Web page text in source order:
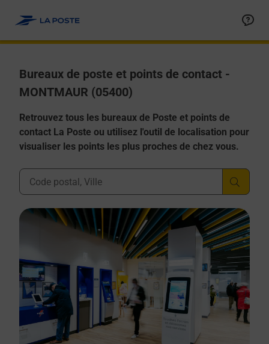
Bureaux de poste et points de contact -
MONTMAUR (05400)
Retrouvez tous les bureaux de Poste et points de
contact La Poste ou utilisez l'outil de localisation pour
visualiser les points les plus proches de chez vous.
Ville, Département, Code Postal